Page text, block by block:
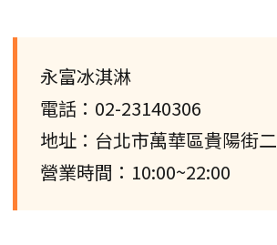
永富冰淇淋
電話：02-23140306
地址：台北市萬華區貴陽街
營業時間：10:00~22:00